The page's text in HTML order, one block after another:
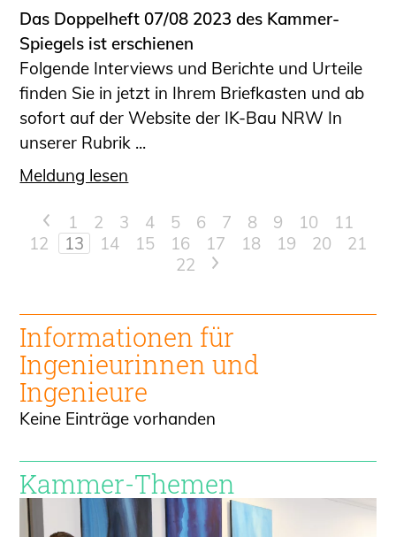
Das Doppelheft 07/08 2023 des Kammer-
Spiegels ist erschienen
Folgende Interviews und Berichte und Urteile
finden Sie in jetzt in Ihrem Briefkasten und ab
sofort auf der Website der IK-Bau NRW In
unserer Rubrik ...
Meldung lesen
< 1 2 3 4 5 6 7 8 9 10
11
12
13 14 15 16 17 18 19 20
21
22
>
Informationen für
Ingenieurinnen und
Ingenieure
Keine Einträge vorhanden
Kammer-Themen